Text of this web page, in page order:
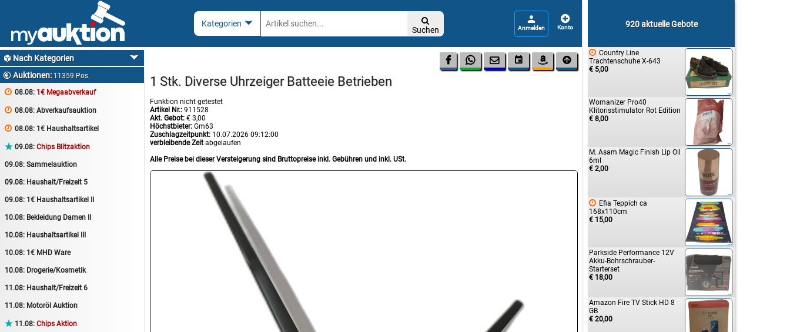

Suchen
 
 Nach Kategorien
 Auktionen: 11359 Pos.
 08.08: 1€ Megaabverkauf
 08.08: Abverkaufsauktion
 08.08: 1€ Haushaltsartikel
 09.08: Chips Blitzaktion
09.08: Sammelauktion
09.08: Haushalt/Freizeit 5
09.08: 1€ Haushaltsartikel II
10.08: Bekleidung Damen II
10.08: Haushaltsartikel III
10.08: 1€ MHD Ware
10.08: Drogerie/Kosmetik
11.08: Haushalt/Freizeit 6
11.08: Motoröl Auktion
 11.08: Chips Aktion
920 aktuelle Gebote
 Country Line
Trachtenschuhe X-643
€ 5,00
Womanizer Pro40
Klitorisstimulator Rot Edition
€ 8,00
M. Asam Magic Finish Lip Oil
6ml
€ 2,00
 Efia Teppich ca
168x110cm
€ 15,00
Parkside Performance 12V
Akku-Bohrschrauber-
Starterset
€ 18,00
Amazon Fire TV Stick HD 8
GB
€ 20,00
     
1 Stk. Diverse Uhrzeiger Batteeie Betrieben
Funktion nicht getestet
Artikel Nr.: 911528
Akt. Gebot: € 3,00
Höchstbieter: Gm63
Zuschlagzeitpunkt: 10.07.2026 09:12:00
verbleibende Zeit abgelaufen
Alle Preise bei dieser Versteigerung sind Bruttopreise inkl. Gebühren und inkl. USt.